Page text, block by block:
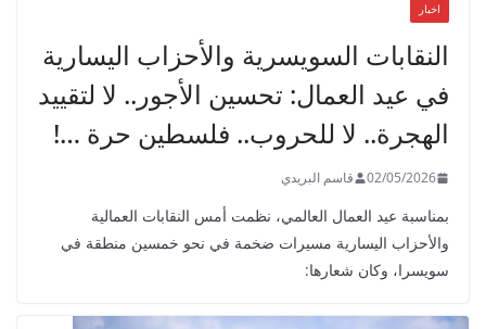
اخبار
النقابات السويسرية والأحزاب اليسارية
في عيد العمال: تحسين الأجور.. لا لتقييد
الهجرة.. لا للحروب.. فلسطين حرة …!
02/05/2026 قاسم البريدي
بمناسبة عيد العمال العالمي، نظمت أمس النقابات العمالية
والأحزاب اليسارية مسيرات ضخمة في نحو خمسين منطقة في
سويسرا، وكان شعارها: